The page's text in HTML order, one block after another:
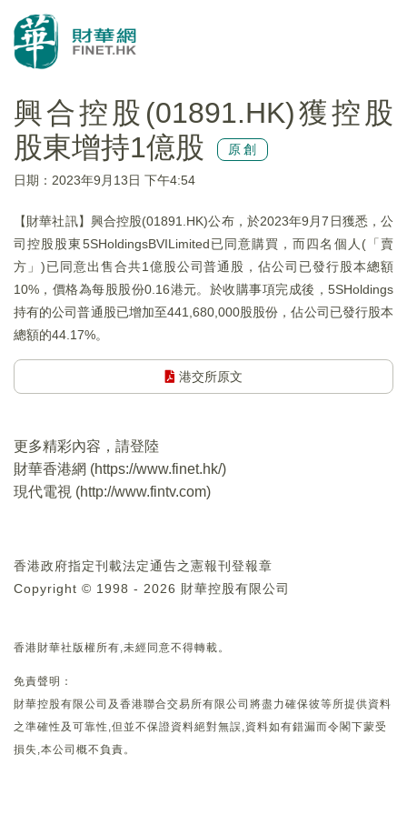
興合控股(01891.HK)獲控股
股東增持1億股
原創
日期：2023年9月13日 下午4:54
【財華社訊】興合控股(01891.HK)公布，於2023年9月7日獲悉，公
司控股股東5SHoldingsBVILimited已同意購買，而四名個人(「賣
方」)已同意出售合共1億股公司普通股，佔公司已發行股本總額
10%，價格為每股股份0.16港元。於收購事項完成後，5SHoldings
持有的公司普通股已增加至441,680,000股股份，佔公司已發行股本
總額的44.17%。
港交所原文
更多精彩內容，請登陸
財華香港網 (https://www.finet.hk/)
現代電視 (http://www.fintv.com)
香港政府指定刊載法定通告之憲報刊登報章
Copyright © 1998 - 2026 財華控股有限公司
香港財華社版權所有,未經同意不得轉載。
免責聲明：
財華控股有限公司及香港聯合交易所有限公司將盡力確保彼等所提供資料
之準確性及可靠性,但並不保證資料絕對無誤,資料如有錯漏而令閣下蒙受
損失,本公司概不負責。